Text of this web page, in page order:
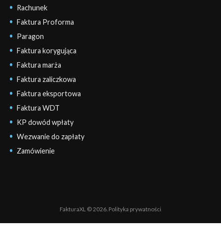
Rachunek
Faktura Proforma
Paragon
Faktura korygująca
Faktura marża
Faktura zaliczkowa
Faktura eksportowa
Faktura WDT
KP dowód wpłaty
Wezwanie do zapłaty
Zamówienie
FakturaXL © 2026. Polityka prywatności